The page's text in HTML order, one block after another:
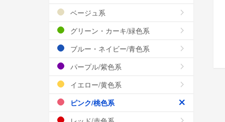
ベージュ系
グリーン・カーキ/緑色系
ブルー・ネイビー/青色系
パープル/紫色系
イエロー/黄色系
ピンク/桃色系